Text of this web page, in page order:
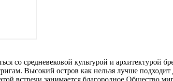
со средневековой культурой и архитектурой
Высокий остров как нельзя лучше
встречи занимается благородное Общество